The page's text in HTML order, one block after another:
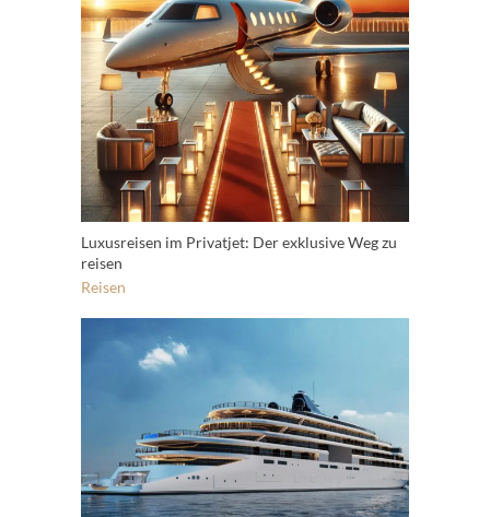
Luxusreisen im Privatjet: Der exklusive Weg zu
reisen
Reisen